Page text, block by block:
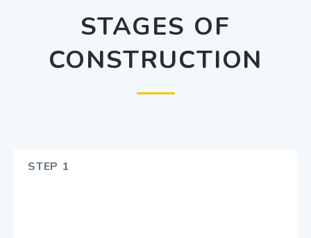
STAGES OF
CONSTRUCTION
STEP 1